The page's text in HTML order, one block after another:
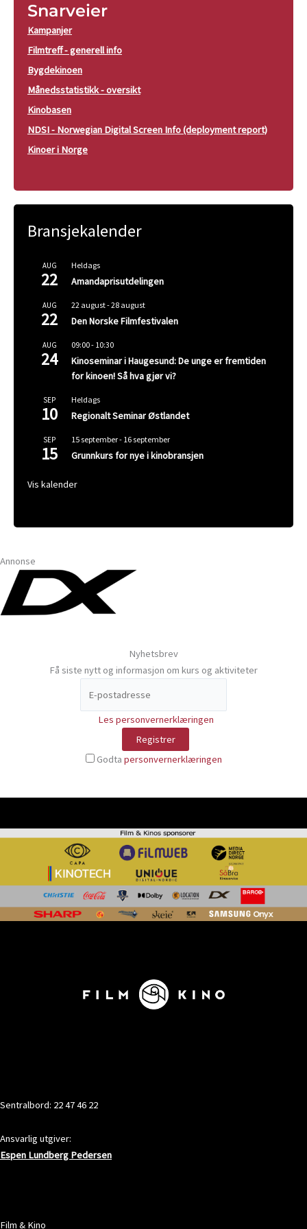
Snarveier
Kampanjer
Filmtreff - generell info
Bygdekinoen
Månedsstatistikk - oversikt
Kinobasen
NDSI - Norwegian Digital Screen Info (deployment report)
Kinoer i Norge
Bransjekalender
AUG
22
Heldags
Amandaprisutdelingen
AUG
22
22 august-28 august
Den Norske Filmfestivalen
AUG
24
09:00- 10:30
Kinoseminar i Haugesund: De unge er fremtiden
for kinoen! Så hva gjør vi?
SEP
10
Heldags
Regionalt Seminar Østlandet
SEP
15
15 september- 16 september
Grunnkurs for nye i kinobransjen
Vis kalender
Annonse
Nyhetsbrev
Få siste nytt og informasjon om kurs og aktiviteter
Les personvernerklæringen
Godta personvernerklæringen
Sentralbord: 22 47 46 22
Ansvarlig utgiver:
Espen Lundberg Pedersen
Film & Kino